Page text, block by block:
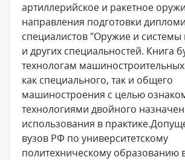
артиллерийское и ракетное
направления подготовки
специалистов "Оружие и
и других специальностей. Книга
технологам
как специального, так и общего
машиностроения с целью
технологиями двойного
использования в
вузов РФ по университетскому
политехническому образованию